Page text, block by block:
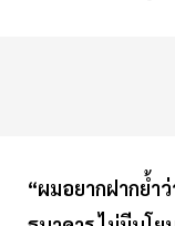
“ผมอยากฝากย้ำ